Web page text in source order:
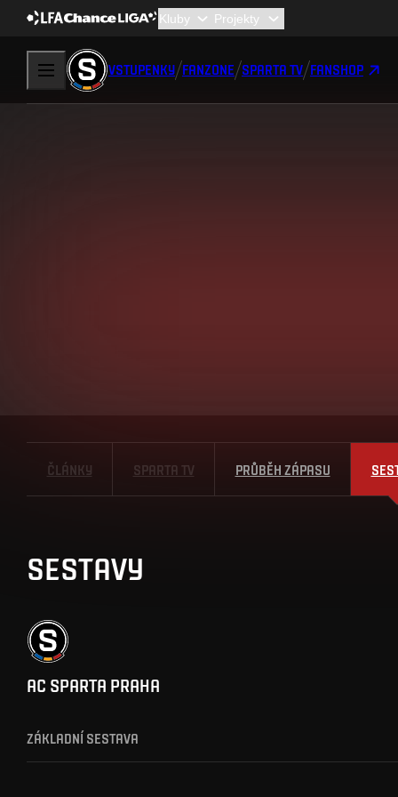
VSTUPENKY FANZONE SPARTA TV FANSHOP
ČLÁNKY SPARTA TV PRŮBĚH ZÁPASU
SESTAVY
AC SPARTA PRAHA
ZÁKLADNÍ SESTAVA